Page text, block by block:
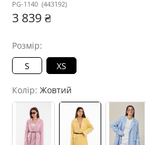
PG-1140 (443192)
3 839 ₴
Розмір:
S
XS
Колір: Жовтий